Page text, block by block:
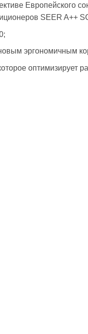
Европейского
SEER A++
эргономичным
оптимизирует